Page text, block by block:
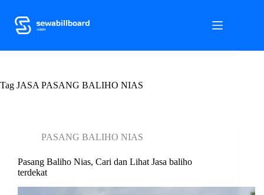
k
t
o
Tag JASA PASANG BALIHO NIAS
PASANG BALIHO NIAS
Pasang Baliho Nias, Cari dan Lihat Jasa baliho
terdekat